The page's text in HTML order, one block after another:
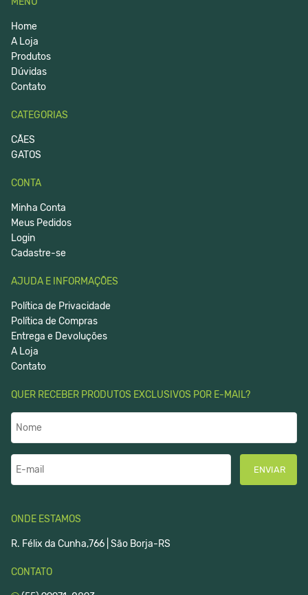
Home
A Loja
Produtos
Dúvidas
Contato
CATEGORIAS
CÃES
GATOS
CONTA
Minha Conta
Meus Pedidos
Login
Cadastre-se
AJUDA E INFORMAÇÕES
Política de Privacidade
Política de Compras
Entrega e Devoluções
A Loja
Contato
QUER RECEBER PRODUTOS EXCLUSIVOS POR E-MAIL?
ENVIAR
ONDE ESTAMOS
R. Félix da Cunha,766 | São Borja-RS
CONTATO